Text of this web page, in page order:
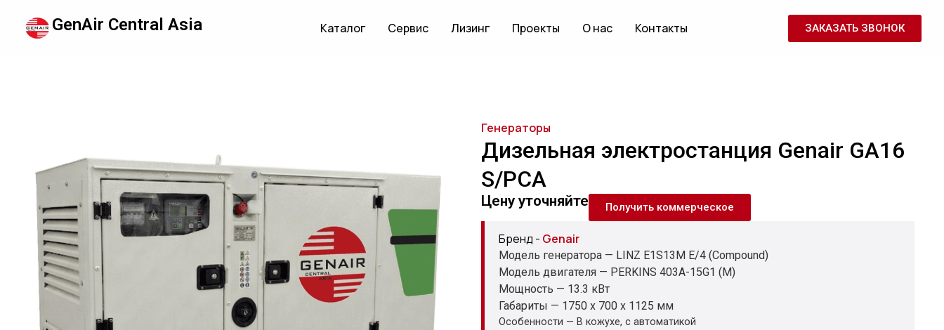
GenAir Central Asia Каталог Сервис Лизинг Проекты О нас Контакты ЗАКАЗАТЬ ЗВОНОК
Генераторы
Дизельная электростанция Genair GA16
S/PCA
Цену уточняйте Получить коммерческое
Бренд - Genair
Модель генератора — LINZ E1S13M E/4 (Compound)
Модель двигателя — PERKINS 403A-15G1 (M)
Мощность — 13.3 кВт
Габариты — 1750 x 700 x 1125 мм
Особенности — В кожухе, с автоматикой